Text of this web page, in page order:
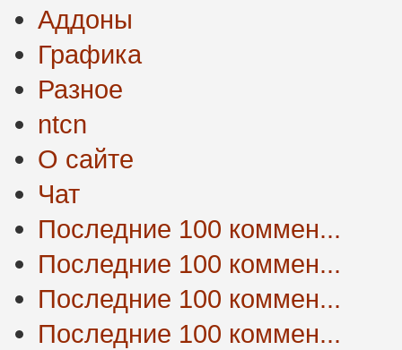
Аддоны
Графика
Разное
ntcn
О сайте
Чат
Последние 100 коммен...
Последние 100 коммен...
Последние 100 коммен...
Последние 100 коммен...